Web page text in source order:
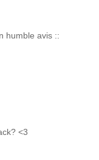
humble avis ::
<3